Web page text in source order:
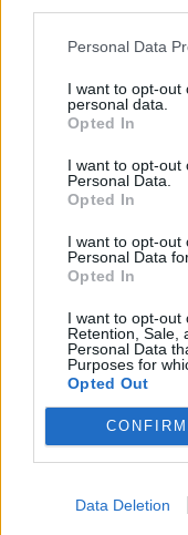
Personal Data
I want to opt-out
personal data.
Opted In
I want to opt-out
Personal Data.
Opted In
I want to opt-out
Personal Data
Opted In
I want to opt-out
Retention, Sale,
Personal Data
Purposes for
Opted Out
CONFIRM
Data Deletion
ΔΕΙΤΕ